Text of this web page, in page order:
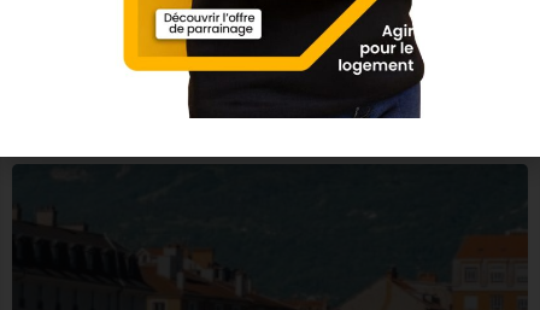
Square Habitat Voiron
04 76 67 09 60
5 Av. Léon et Joanny Tardy